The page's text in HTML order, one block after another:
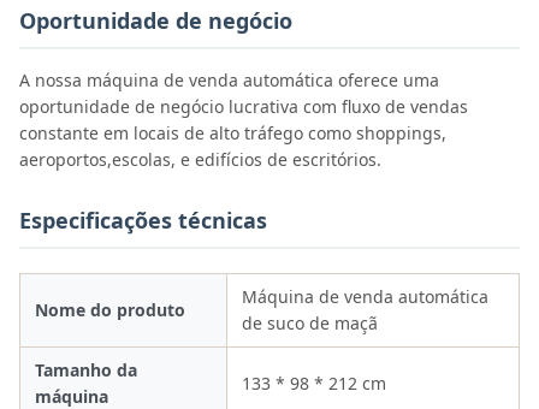
Oportunidade de negócio
A nossa máquina de venda automática oferece uma
oportunidade de negócio lucrativa com fluxo de vendas
constante em locais de alto tráfego como shoppings,
aeroportos,escolas, e edifícios de escritórios.
Especificações técnicas
Nome do produto
Máquina de venda automática
de suco de maçã
Tamanho da
máquina
133 * 98 * 212 cm